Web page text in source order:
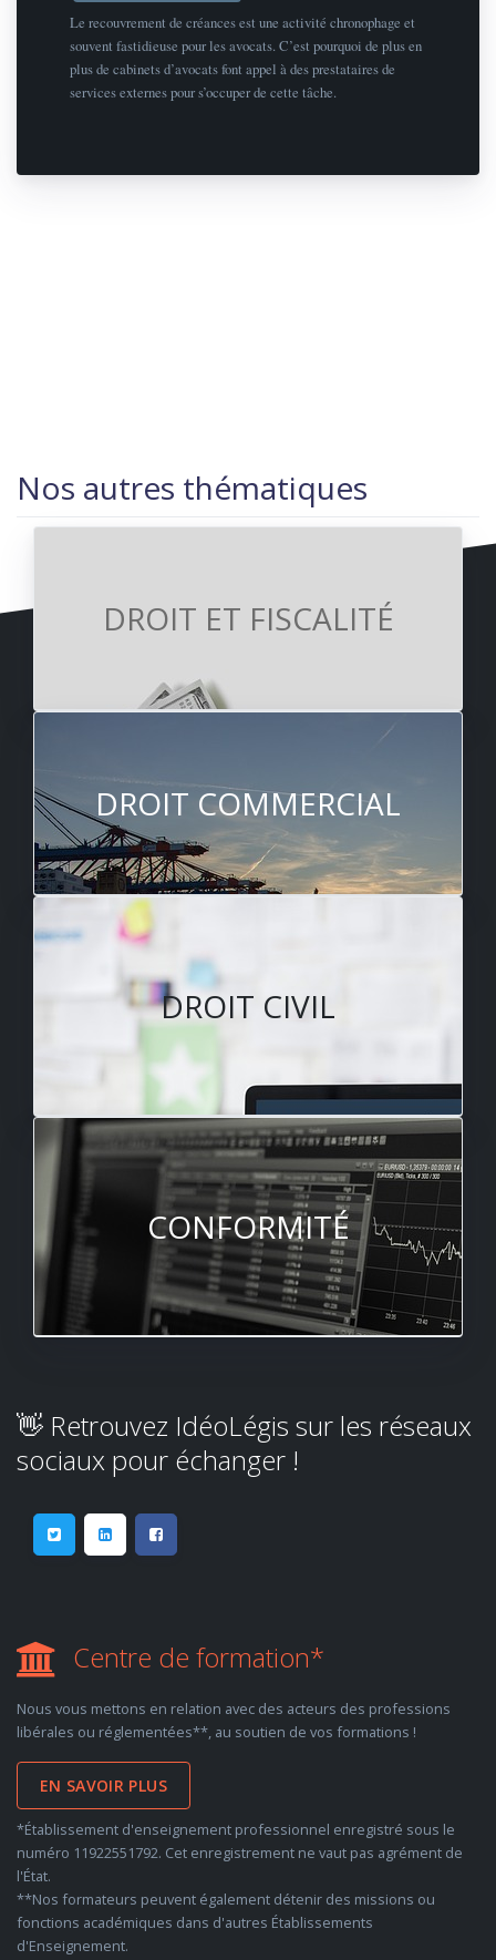
Le recouvrement de créances est une activité chronophage et
souvent fastidieuse pour les avocats. C’est pourquoi de plus en
plus de cabinets d’avocats font appel à des prestataires de
services externes pour s’occuper de cette tâche.
Nos autres thématiques
DROIT ET FISCALITÉ
DROIT COMMERCIAL
DROIT CIVIL
CONFORMITÉ
👋 Retrouvez IdéoLégis sur les réseaux
sociaux pour échanger !
Centre de formation*
Nous vous mettons en relation avec des acteurs des professions
libérales ou réglementées**, au soutien de vos formations !
EN SAVOIR PLUS
*Établissement d'enseignement professionnel enregistré sous le
numéro 11922551792. Cet enregistrement ne vaut pas agrément de
l'État.
**Nos formateurs peuvent également détenir des missions ou
fonctions académiques dans d'autres Établissements
d'Enseignement.